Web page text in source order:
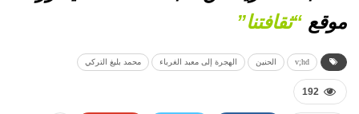
موقع “ثقافتنا”
v;hd الحنين الهجرة إلى معبد الغرباء محمد بليغ التركي
192